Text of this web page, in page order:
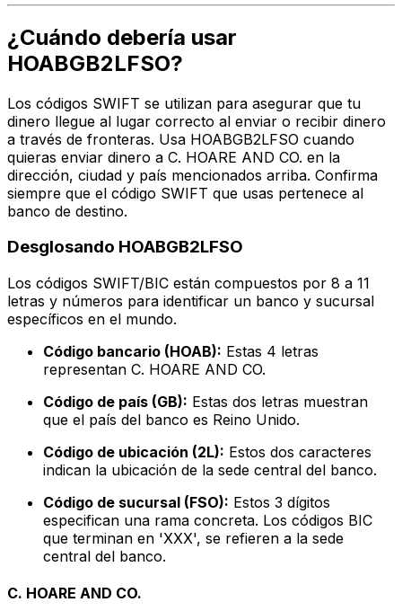
¿Cuándo debería usar
HOABGB2LFSO?
Los códigos SWIFT se utilizan para asegurar que tu
dinero llegue al lugar correcto al enviar o recibir dinero
a través de fronteras. Usa HOABGB2LFSO cuando
quieras enviar dinero a C. HOARE AND CO. en la
dirección, ciudad y país mencionados arriba. Confirma
siempre que el código SWIFT que usas pertenece al
banco de destino.
Desglosando HOABGB2LFSO
Los códigos SWIFT/BIC están compuestos por 8 a 11
letras y números para identificar un banco y sucursal
específicos en el mundo.
Código bancario (HOAB): Estas 4 letras
representan C. HOARE AND CO.
Código de país (GB): Estas dos letras muestran
que el país del banco es Reino Unido.
Código de ubicación (2L): Estos dos caracteres
indican la ubicación de la sede central del banco.
Código de sucursal (FSO): Estos 3 dígitos
especifican una rama concreta. Los códigos BIC
que terminan en 'XXX', se refieren a la sede
central del banco.
C. HOARE AND CO.